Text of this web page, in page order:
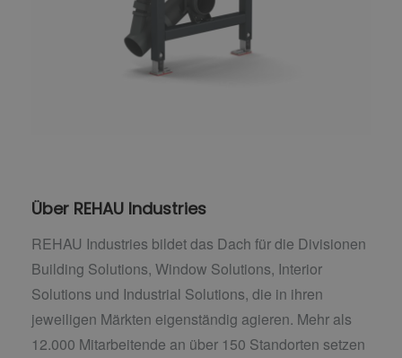
Über REHAU Industries
REHAU Industries bildet das Dach für die Divisionen
Building Solutions, Window Solutions, Interior
Solutions und Industrial Solutions, die in ihren
jeweiligen Märkten eigenständig agieren. Mehr als
12.000 Mitarbeitende an über 150 Standorten setzen